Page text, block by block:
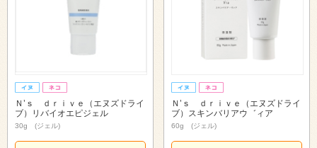
Ｎ’ｓ ｄｒｉｖｅ（エヌズドライ
ブ）リバイオエピジェル
30g (ジェル)
Ｎ’ｓ ｄｒｉｖｅ（エヌズドライ
ブ）スキンバリアウ゛ィア
60g (ジェル)